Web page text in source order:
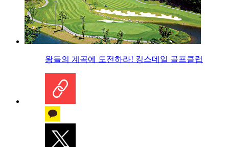
왕들의 계곡에 도전하라! 킹스데일 골프클럽